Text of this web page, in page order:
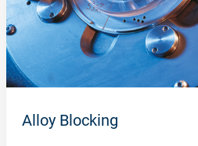
Alloy Blocking